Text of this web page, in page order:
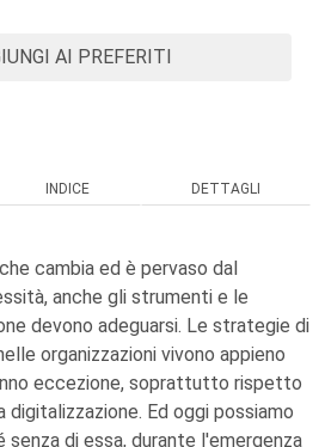
AI PREFERITI
INDICE DETTAGLI
cambia ed è pervaso dal
anche gli strumenti e le
devono adeguarsi. Le strategie di
organizzazioni vivono appieno
eccezione, soprattutto rispetto
Ed oggi possiamo
senza di essa, durante l'emergenza